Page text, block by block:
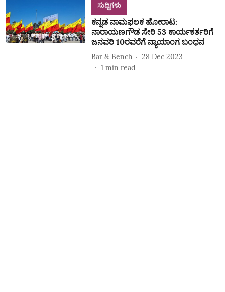
ಸುದ್ದಿಗಳು
ಕನ್ನಡ ನಾಮಫಲಕ ಹೋರಾಟ:
ನಾರಾಯಣಗೌಡ ಸೇರಿ 53 ಕಾರ್ಯಕರ್ತರಿಗೆ
ಜನವರಿ 10ರವರೆಗೆ ನ್ಯಾಯಾಂಗ ಬಂಧನ
Bar & Bench
28 Dec 2023
1 min read